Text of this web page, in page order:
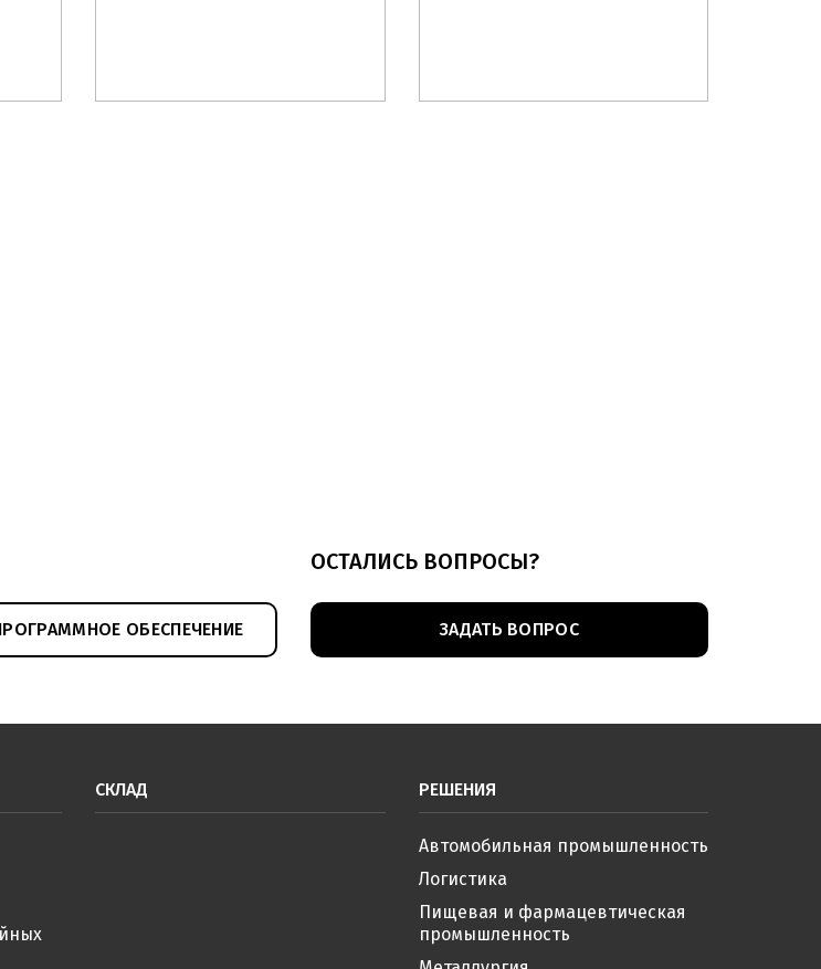
ОБЕСПЕЧЕНИЕ
ОСТАЛИСЬ ВОПРОСЫ?
ЗАДАТЬ ВОПРОС
СКЛАД РЕШЕНИЯ
Автомобильная промышленность
Логистика
Пищевая и фармацевтическая
промышленность